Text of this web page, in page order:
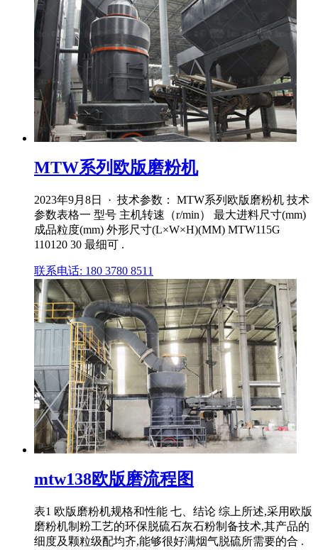
MTW系列欧版磨粉机
2023年9月8日 · 技术参数： MTW系列欧版磨粉机 技术
参数表格一 型号 主机转速（r/min） 最大进料尺寸(mm)
成品粒度(mm) 外形尺寸(L×W×H)(MM) MTW115G
110120 30 最细可 .
联系电话: 180 3780 8511
mtw138欧版磨流程图
表1 欧版磨粉机规格和性能 七、结论 综上所述,采用欧版
磨粉机制粉工艺的环保脱硫石灰石粉制备技术,其产品的
细度及颗粒级配均齐,能够很好满烟气脱硫所需要的合 .